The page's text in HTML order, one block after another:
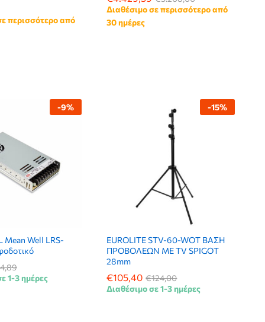
περισσότερο από
Διαθέσιμο σε περισσότερο από
30 ημέρες
-9%
Mean Well LRS-
1-3 ημέρες
-15%
EUROLITE STV-60-WOT ΒΑΣΗ
ΠΡΟΒΟΛΕΩΝ ΜΕ TV SPIGOT
28mm
€105,40 €124,00
€105,40 €124,00
Διαθέσιμο σε 1-3 ημέρες